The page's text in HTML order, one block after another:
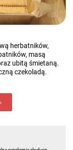
herbatników,
masą
ubitą śmietaną.
czekoladą.